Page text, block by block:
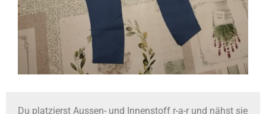
Du platzierst Aussen- und Innenstoff r-a-r und nähst sie